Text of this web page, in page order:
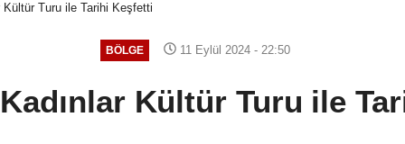
Kültür Turu ile Tarihi Keşfetti
BÖLGE 11 Eylül 2024 - 22:50
Kültür Turu ile